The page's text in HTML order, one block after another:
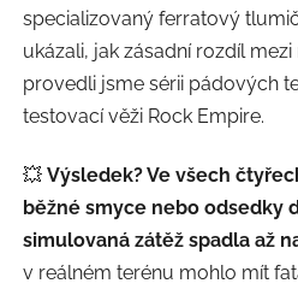
specializovaný ferratový
ukázali, jak zásadní rozdíl
provedli jsme sérii pádových
testovací věži Rock Empire.
💥 Výsledek? Ve všech
běžné smyce nebo odsedky
simulovaná zátěž spadla až
v reálném terénu mohlo mít